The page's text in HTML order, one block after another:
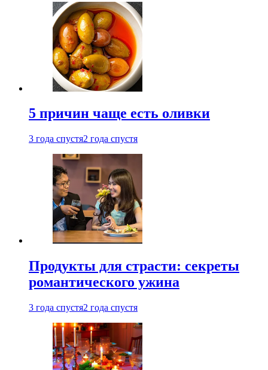
5 причин чаще есть оливки
3 года спустя2 года спустя
Продукты для страсти: секреты
романтического ужина
3 года спустя2 года спустя